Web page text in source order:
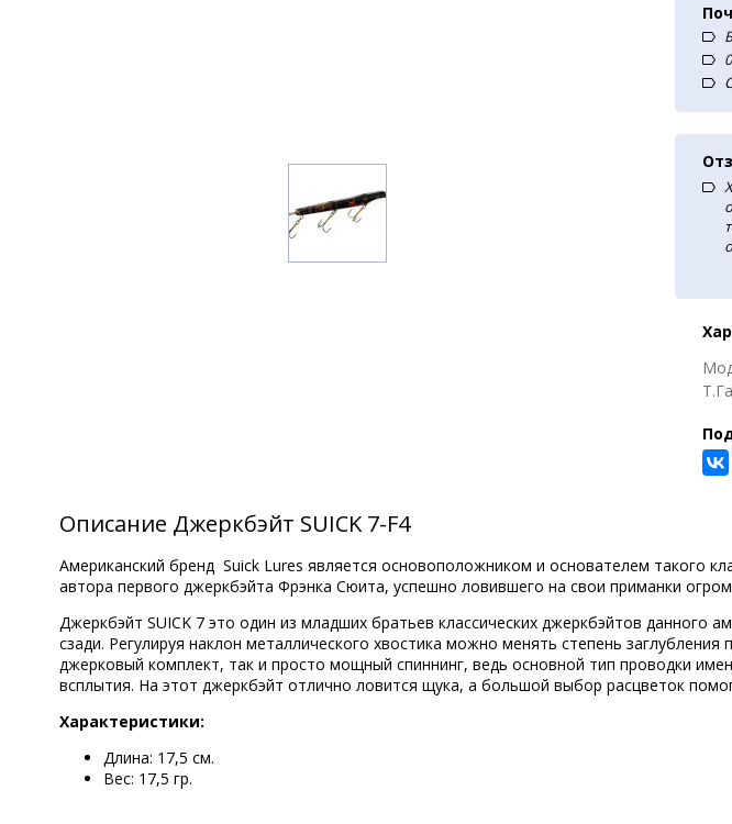
Описание Джеркбэйт SUICK 7-F4
Американский бренд Suick Lures является основоположником и основателем такого
автора первого джеркбэйта Фрэнка Сюита, успешно ловившего на свои приманки
Джеркбэйт SUICK 7 это один из младших братьев классических джеркбэйтов
сзади. Регулируя наклон металлического хвостика можно менять степень
джерковый комплект, так и просто мощный спиннинг, ведь основной тип проводки
всплытия. На этот джеркбэйт отлично ловится щука, а большой выбор расцветок
Характеристики:
Длина: 17,5 см.
Вес: 17,5 гр.